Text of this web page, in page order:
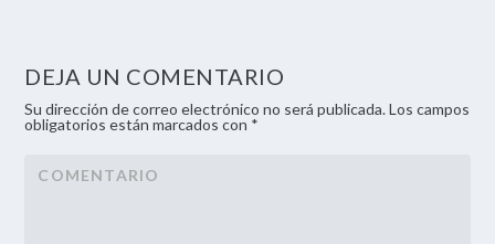
DEJA UN COMENTARIO
Su dirección de correo electrónico no será publicada. Los campos
obligatorios están marcados con *